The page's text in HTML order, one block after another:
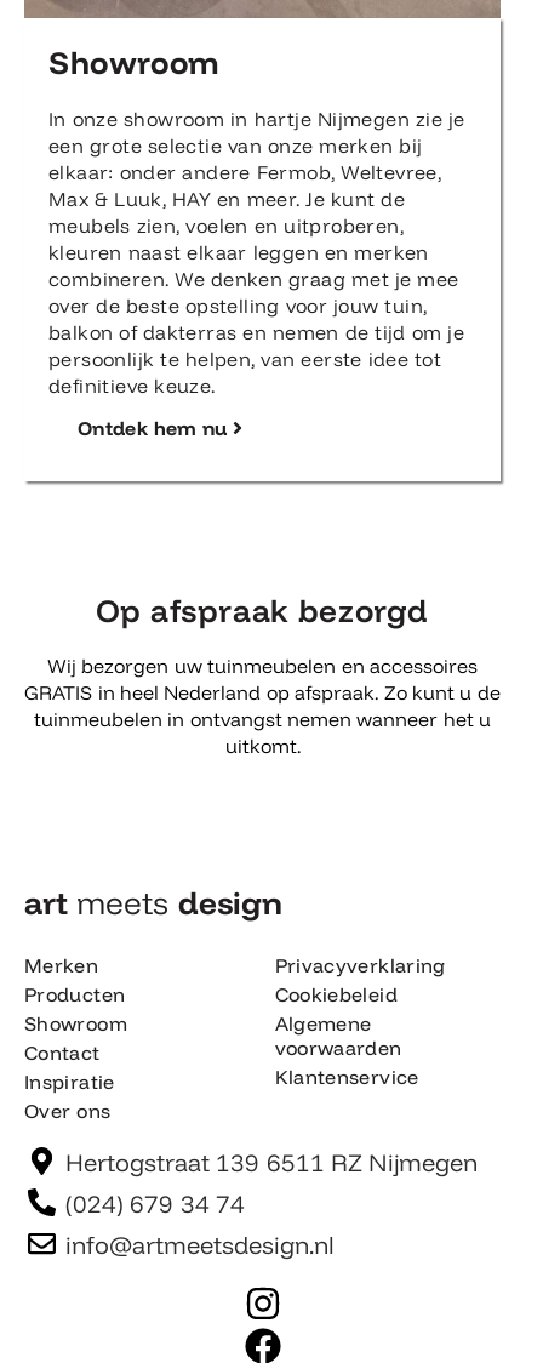
Showroom
In onze showroom in hartje Nijmegen zie je
een grote selectie van onze merken bij
elkaar: onder andere Fermob, Weltevree,
Max & Luuk, HAY en meer. Je kunt de
meubels zien, voelen en uitproberen,
kleuren naast elkaar leggen en merken
combineren. We denken graag met je mee
over de beste opstelling voor jouw tuin,
balkon of dakterras en nemen de tijd om je
persoonlijk te helpen, van eerste idee tot
definitieve keuze.
Ontdek hem nu
Op afspraak bezorgd
Wij bezorgen uw tuinmeubelen en accessoires
GRATIS in heel Nederland op afspraak. Zo kunt u de
tuinmeubelen in ontvangst nemen wanneer het u
uitkomt.
art meets design​
Merken
Producten
Showroom
Contact
Inspiratie
Over ons
Privacyverklaring
Cookiebeleid
Algemene
voorwaarden
Klantenservice
Hertogstraat 139 6511 RZ Nijmegen
(024) 679 34 74
info@artmeetsdesign.nl
I
n
F